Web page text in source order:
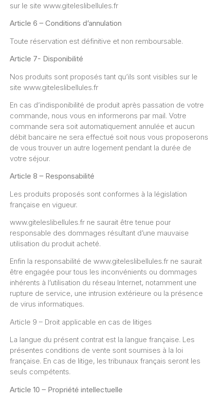
sur le site www.giteleslibellules.fr
Article 6 – Conditions d’annulation
Toute réservation est définitive et non remboursable.
Article 7- Disponibilité
Nos produits sont proposés tant qu’ils sont visibles sur le
site www.giteleslibellules.fr
En cas d’indisponibilité de produit après passation de votre
commande, nous vous en informerons par mail. Votre
commande sera soit automatiquement annulée et aucun
débit bancaire ne sera effectué soit nous vous proposerons
de vous trouver un autre logement pendant la durée de
votre séjour.
Article 8 – Responsabilité
Les produits proposés sont conformes à la législation
française en vigueur.
www.giteleslibellules.fr ne saurait être tenue pour
responsable des dommages résultant d’une mauvaise
utilisation du produit acheté.
Enfin la responsabilité de www.giteleslibellules.fr ne saurait
être engagée pour tous les inconvénients ou dommages
inhérents à l’utilisation du réseau Internet, notamment une
rupture de service, une intrusion extérieure ou la présence
de virus informatiques.
Article 9 – Droit applicable en cas de litiges
La langue du présent contrat est la langue française. Les
présentes conditions de vente sont soumises à la loi
française. En cas de litige, les tribunaux français seront les
seuls compétents.
Article 10 – Propriété intellectuelle